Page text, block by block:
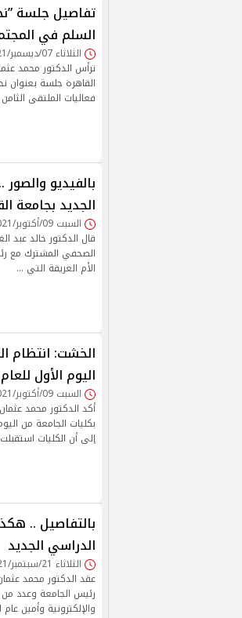
تفاصيل جلسة
السلم في
الثلاثاء 07/ديسمبر/2021 - 11:29 ص
ترأس الدكتور محمد
القاهرة جلسة
فعاليات الملتقى
بالفيديو
الجديد بجامعة
السبت 09/أكتوبر/2021 - 04:36 م
قال الدكتور خالد عبد
الصحفي المشترك مع
الأم العريقة التي …
الخشت: انتظام
اليوم الأول
السبت 09/أكتوبر/2021 - 04:09 م
أكد الدكتور محمد
إلى أن الكليات
بالتفاصيل ..
الدراسي الجديد
الثلاثاء 21/سبتمبر/2021 - 11:13 ص
عقد الدكتور محمد
رئيس الجامعة وعدد من
والإلكترونية وأمين